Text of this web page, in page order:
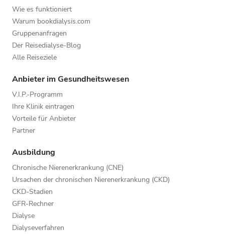
Wie es funktioniert
Warum bookdialysis.com
Gruppenanfragen
Der Reisedialyse-Blog
Alle Reiseziele
Anbieter im Gesundheitswesen
V.I.P.-Programm
Ihre Klinik eintragen
Vorteile für Anbieter
Partner
Ausbildung
Chronische Nierenerkrankung (CNE)
Ursachen der chronischen Nierenerkrankung (CKD)
CKD-Stadien
GFR-Rechner
Dialyse
Dialyseverfahren